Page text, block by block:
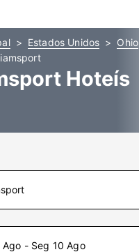
Estados Unidos
Ohio
Hoteís
Ago - Seg 10 Ago